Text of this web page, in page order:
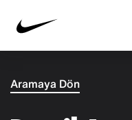
Aramaya Dön